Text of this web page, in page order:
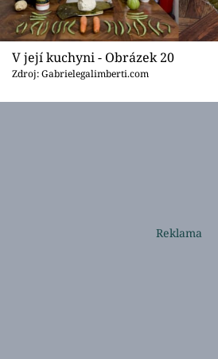
V její kuchyni - Obrázek 20
Zdroj: Gabrielegalimberti.com